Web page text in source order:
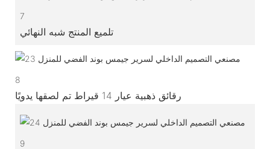
7
تلميع المنتج شبه النهائي
8
رقائق ذهبية عيار 14 قيراط تم لصقها يدويًا
9